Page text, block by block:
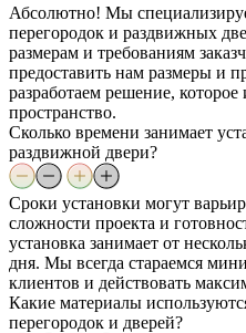
Абсолютно! Мы
перегородок и раздвижных
размерам и требованиям
предоставить нам размеры и
разработаем решение,
пространство.
Сколько времени занимает
раздвижной двери?
Сроки установки могут
сложности проекта и
установка занимает от
дня. Мы всегда стараемся
клиентов и действовать
Какие материалы
перегородок и дверей?